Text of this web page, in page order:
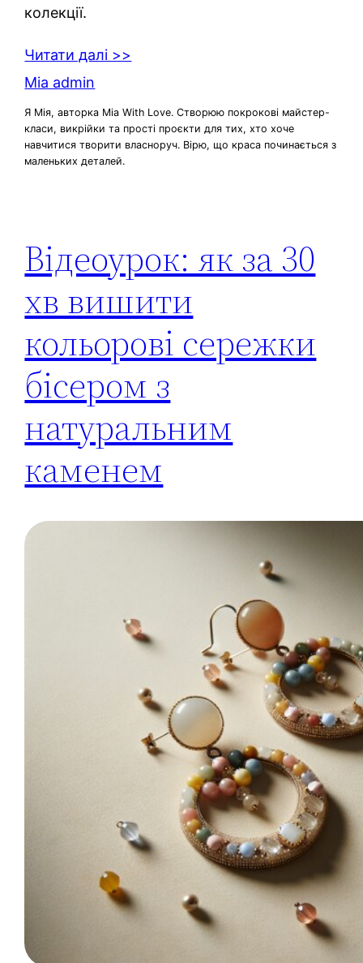
колекції.
Читати далі >>
Mia admin
Я Мія, авторка Mia With Love. Створюю покрокові майстер-
класи, викрійки та прості проєкти для тих, хто хоче
навчитися творити власноруч. Вірю, що краса починається з
маленьких деталей.
Відеоурок: як за 30
хв вишити
кольорові сережки
бісером з
натуральним
каменем